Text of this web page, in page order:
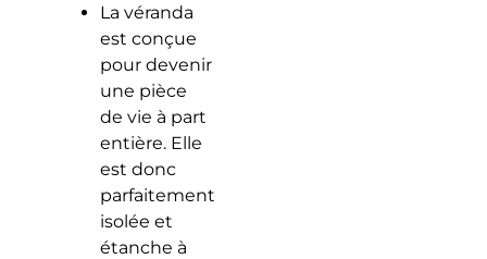
La véranda
est conçue
pour devenir
une pièce
de vie à part
entière. Elle
est donc
parfaitement
isolée et
étanche à